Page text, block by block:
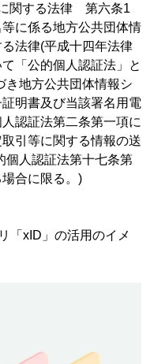
関する法律 第六条1
に係る地方公共団体情
法律(平成十四年法律
「公的個人認証法」と
き地方公共団体情報シ
明書及び当該署名用電
認証法第二条第一項に
引等に関する情報の送
個人認証法第十七条第
合に限る。)
「xID」の活用のイメ